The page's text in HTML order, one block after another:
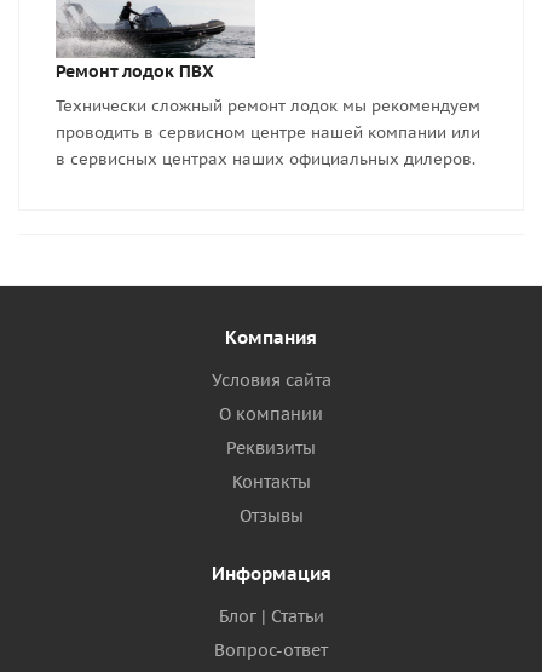
Ремонт лодок ПВХ
Технически сложный ремонт лодок мы рекомендуем
проводить в сервисном центре нашей компании или
в сервисных центрах наших официальных дилеров.
Компания
Условия сайта
О компании
Реквизиты
Контакты
Отзывы
Информация
Блог | Статьи
Вопрос-ответ